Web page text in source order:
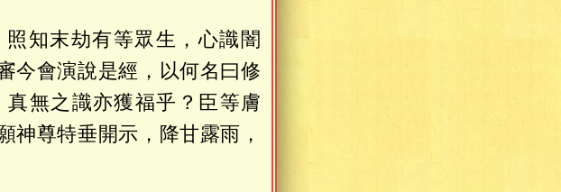
知末劫有等眾生，心識闇
今會演說是經，以何名曰修
無之識亦獲福乎？臣等膚
神尊特垂開示，降甘露雨，